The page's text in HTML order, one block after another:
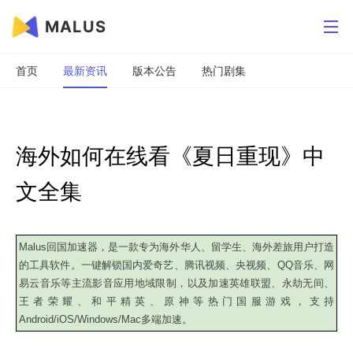
MALUS
首页 最新资讯 版本公告 热门剧集
海外如何在线看《夏日重现》中
文全集
Malus回国加速器，是一款专为海外华人、留学生、海外差旅用户打造
的工具软件。一键解锁国内爱奇艺、腾讯视频、央视频、QQ音乐、网
易云音乐等主流影音应用地域限制，以及加速英雄联盟、永劫无间、
王者荣耀、和平精英、原神等热门国服游戏，支持
Android/iOS/Windows/Mac多端加速。